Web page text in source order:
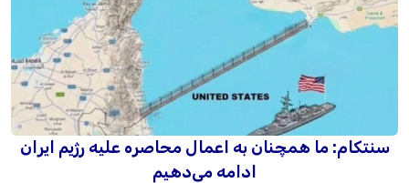
سنتکام: ما همچنان به اعمال محاصره علیه رژیم ایران
ادامه می‌دهیم